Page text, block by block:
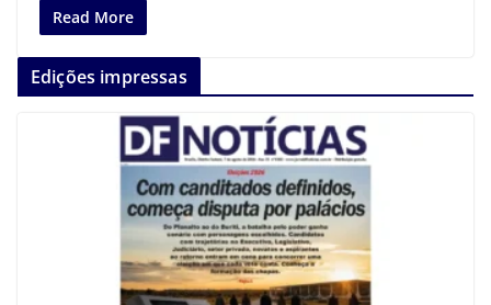
Read More
Edições impressas